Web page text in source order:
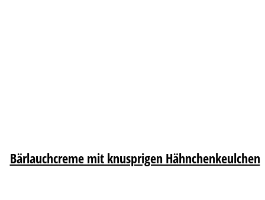
Bärlauchcreme mit knusprigen Hähnchenkeulchen